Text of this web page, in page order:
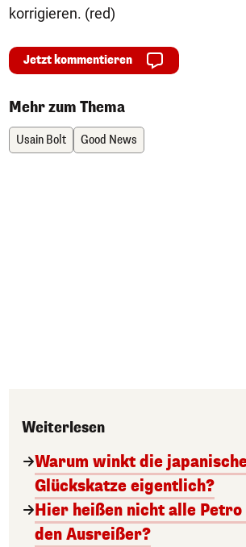
korrigieren. (red)
Jetzt kommentieren
Mehr zum Thema
Usain Bolt Good News
Weiterlesen
Warum winkt die
Glückskatze eigentlich?
Hier heißen nicht alle
den Ausreißer?